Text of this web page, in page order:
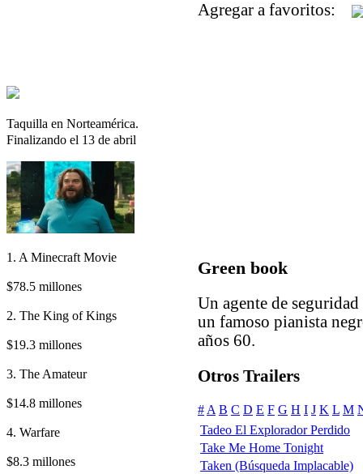
Taquilla en Norteamérica.
Finalizando el 13 de abril
1. A Minecraft Movie
$78.5 millones
2. The King of Kings
$19.3 millones
3. The Amateur
$14.8 millones
4. Warfare
$8.3 millones
Agregar a favoritos:
Green book
Un agente de
un famoso pianista
años 60.
Otros Trailers
# A B C D E F G H I J K L M
Tadeo El Explorador Perdido
Take Me Home Tonight
Taken (Búsqueda Implacable)